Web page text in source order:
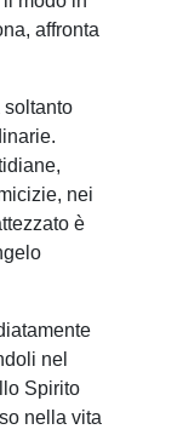
affronta
soltanto
nei
è
nel
Spirito
nella vita